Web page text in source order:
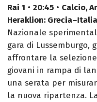
Rai 1 • 20:45 • Calcio,
Heraklion: Grecia–Italia
Nazionale
gara di Lussemburgo,
affrontare la selezione
giovani in rampa di
una serata per
la nuova ripartenza.